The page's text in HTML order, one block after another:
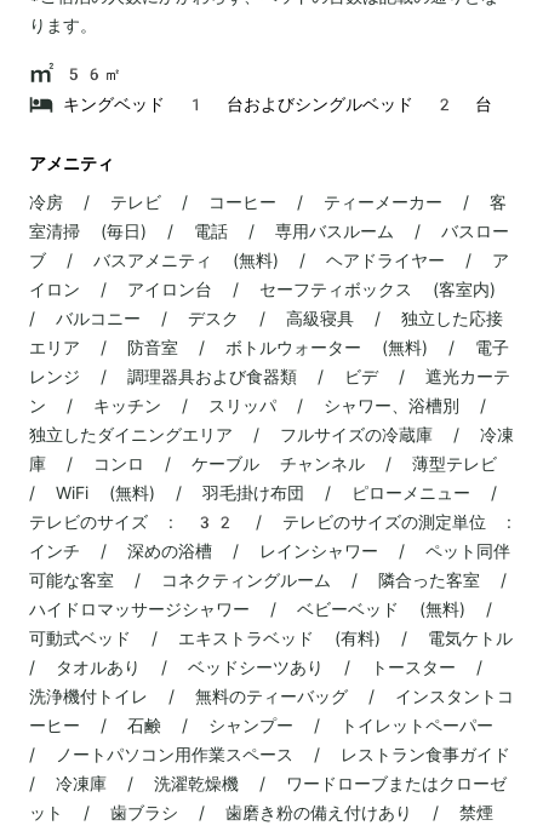
ります。
56㎡
キングベッド 1 台およびシングルベッド 2 台
アメニティ
冷房 / テレビ / コーヒー / ティーメーカー / 客
室清掃 (毎日) / 電話 / 専用バスルーム / バスロー
ブ / バスアメニティ (無料) / ヘアドライヤー / ア
イロン / アイロン台 / セーフティボックス (客室内)
/ バルコニー / デスク / 高級寝具 / 独立した応接
エリア / 防音室 / ボトルウォーター (無料) / 電子
レンジ / 調理器具および食器類 / ビデ / 遮光カーテ
ン / キッチン / スリッパ / シャワー、浴槽別 /
独立したダイニングエリア / フルサイズの冷蔵庫 / 冷凍
庫 / コンロ / ケーブル チャンネル / 薄型テレビ
/ WiFi (無料) / 羽毛掛け布団 / ピローメニュー /
テレビのサイズ : 32 / テレビのサイズの測定単位 :
インチ / 深めの浴槽 / レインシャワー / ペット同伴
可能な客室 / コネクティングルーム / 隣合った客室 /
ハイドロマッサージシャワー / ベビーベッド (無料) /
可動式ベッド / エキストラベッド (有料) / 電気ケトル
/ タオルあり / ベッドシーツあり / トースター /
洗浄機付トイレ / 無料のティーバッグ / インスタントコ
ーヒー / 石鹸 / シャンプー / トイレットペーパー
/ ノートパソコン用作業スペース / レストラン食事ガイド
/ 冷凍庫 / 洗濯乾燥機 / ワードローブまたはクローゼ
ット / 歯ブラシ / 歯磨き粉の備え付けあり / 禁煙